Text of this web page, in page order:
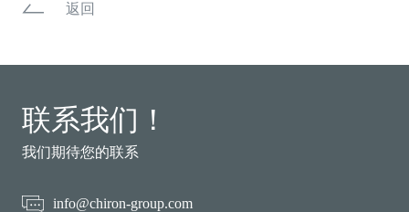
返回
联系我们！
我们期待您的联系
info@chiron-group.com